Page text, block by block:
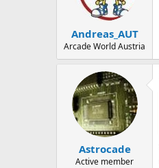
Andreas_AUT
Arcade World Austria
Astrocade
Active member